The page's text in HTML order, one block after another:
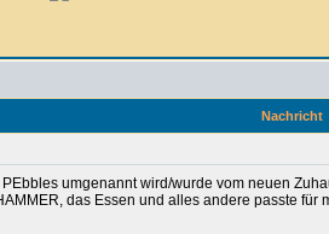
Nachricht
umgenannt wird/wurde vom neuen
das Essen und alles andere passte